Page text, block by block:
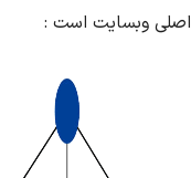
وبسایت است :